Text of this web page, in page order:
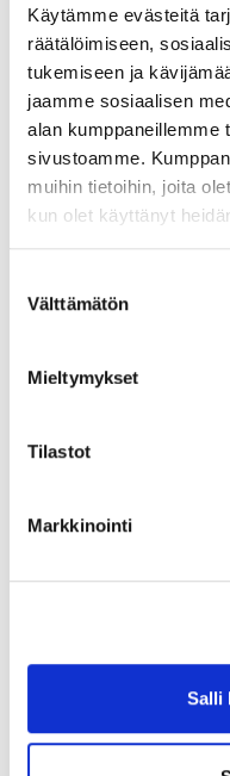
Käytämme evästeitä
räätälöimiseen,
tukemiseen ja
jaamme sosiaalisen
alan kumppaneillemme
sivustoamme.
muihin tietoihin, joita
kun olet käyttänyt
valinta
Välttämätön
Mieltymykset
Tilastot
Markkinointi
Salli
käyttö
alueellinen
alue- ja
Suomen
globaalit
ja osaaminen
Lue myös